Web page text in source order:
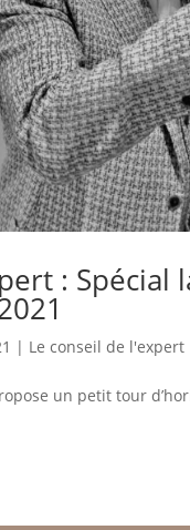
:
| Le conseil de l'expert
un petit tour